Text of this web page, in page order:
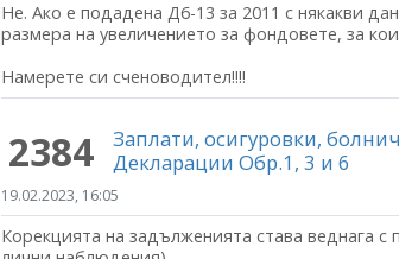
Не. Ако е подадена Д6-13 за 2011 с някакви
размера на увеличението за фондовете, за
Намерете си сченоводител!!!!
2384 Заплати, осигуровки,
Декларации Обр.1, 3 и 6
19.02.2023, 16:05
Корекцията на задълженията става веднага